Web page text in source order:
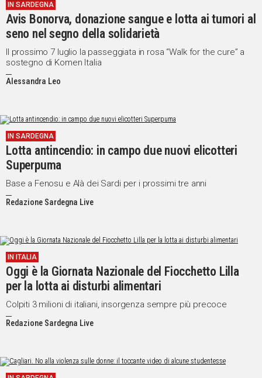
IN
ITALIA
NEL
MONDO
SPORT
EVENTI
VIDEO
UNISCITI
WHATSAPP
Social
IN SARDEGNA
Avis Bonorva, donazione sangue e lotta ai tumori al
seno nel segno della solidarietà
Il prossimo 7 luglio la passeggiata in rosa “Walk for the cure” a
sostegno di Komen Italia
Alessandra Leo
IN SARDEGNA
Lotta antincendio: in campo due nuovi elicotteri
Superpuma
Base a Fenosu e Alà dei Sardi per i prossimi tre anni
Redazione Sardegna Live
IN ITALIA
Oggi è la Giornata Nazionale del Fiocchetto Lilla
per la lotta ai disturbi alimentari
Colpiti 3 milioni di italiani, insorgenza sempre più precoce
Redazione Sardegna Live